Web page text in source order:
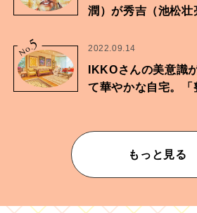
潤）が秀吉（池松
No.
5 2022.09.14
IKKOさんの美意識
て華やかな自宅。
もっと見る